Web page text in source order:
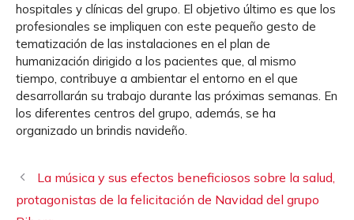
hospitales y clínicas del grupo. El objetivo último es que los
profesionales se impliquen con este pequeño gesto de
tematización de las instalaciones en el plan de
humanización dirigido a los pacientes que, al mismo
tiempo, contribuye a ambientar el entorno en el que
desarrollarán su trabajo durante las próximas semanas. En
los diferentes centros del grupo, además, se ha
organizado un brindis navideño.
La música y sus efectos beneficiosos sobre la salud,
protagonistas de la felicitación de Navidad del grupo